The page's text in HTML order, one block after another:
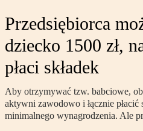
Przedsiębiorca
dziecko 1500 zł,
płaci składek
Aby otrzymywać tzw. babciowe,
aktywni zawodowo i łącznie
minimalnego wynagrodzenia. Ale